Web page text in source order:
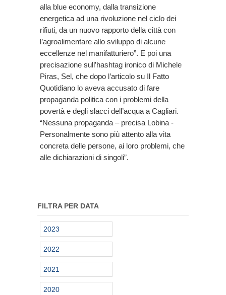
alla blue economy, dalla transizione
energetica ad una rivoluzione nel ciclo dei
rifiuti, da un nuovo rapporto della città con
l’agroalimentare allo sviluppo di alcune
eccellenze nel manifatturiero”. E poi una
precisazione sull’hashtag ironico di Michele
Piras, Sel, che dopo l’articolo su Il Fatto
Quotidiano lo aveva accusato di fare
propaganda politica con i problemi della
povertà e degli slacci dell’acqua a Cagliari.
“Nessuna propaganda – precisa Lobina -
Personalmente sono più attento alla vita
concreta delle persone, ai loro problemi, che
alle dichiarazioni di singoli”.
FILTRA PER DATA
2023
2022
2021
2020